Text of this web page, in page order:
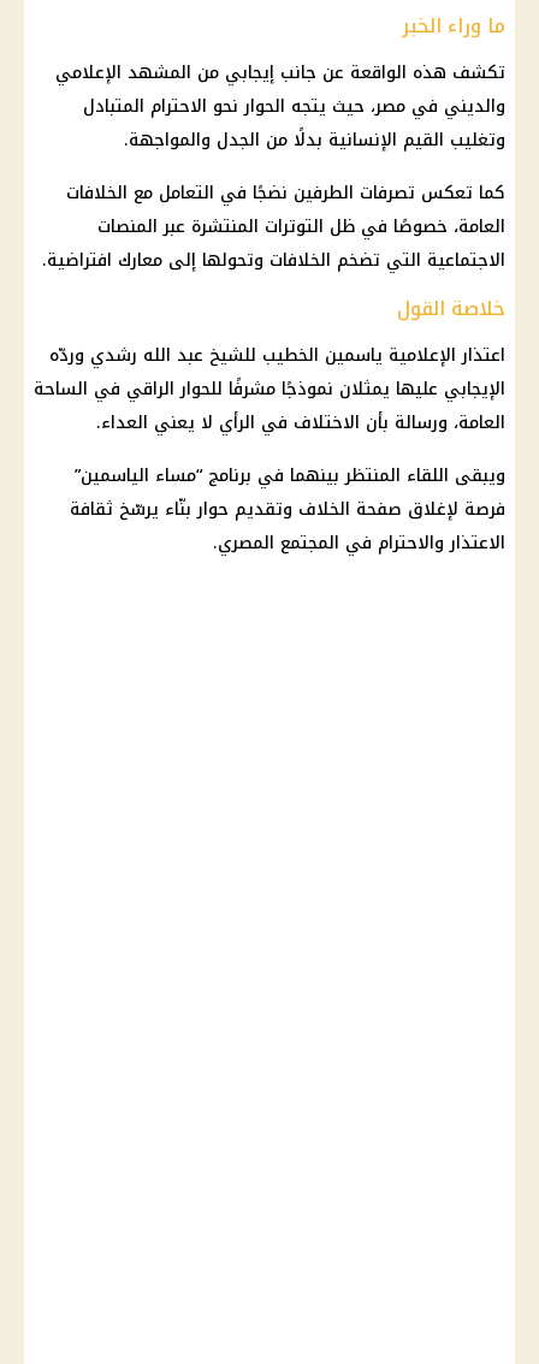
ما وراء الخبر
تكشف هذه الواقعة عن جانب إيجابي من المشهد الإعلامي
والديني في مصر، حيث يتجه الحوار نحو الاحترام المتبادل
وتغليب القيم الإنسانية بدلًا من الجدل والمواجهة.
كما تعكس تصرفات الطرفين نضجًا في التعامل مع الخلافات
العامة، خصوصًا في ظل التوترات المنتشرة عبر المنصات
الاجتماعية التي تضخم الخلافات وتحولها إلى معارك افتراضية.
خلاصة القول
اعتذارالإعلامية ياسمين الخطيب للشيخ عبد الله رشدي وردّه
الإيجابي عليها يمثلان نموذجًا مشرفًا للحوار الراقي في الساحة
العامة، ورسالة بأن الاختلاف في الرأي لا يعني العداء.
ويبقى اللقاء المنتظر بينهما في برنامج “مساء الياسمين”
فرصة لإغلاق صفحة الخلاف وتقديم حوار بنّاء يرسّخ ثقافة
الاعتذار والاحترام في المجتمع المصري.